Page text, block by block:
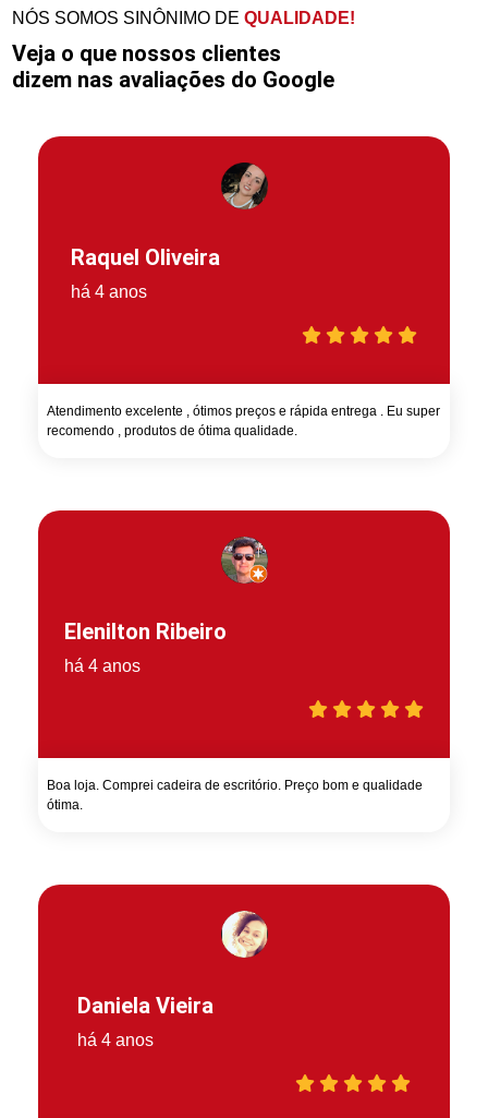
NÓS SOMOS SINÔNIMO DEQUALIDADE!
Veja o que nossos clientes
dizem nas avaliações do Google
Raquel Oliveira
há 4 anos
Atendimento excelente , ótimos preços e rápida entrega . Eu super
recomendo , produtos de ótima qualidade.
Elenilton Ribeiro
há 4 anos
Boa loja. Comprei cadeira de escritório. Preço bom e qualidade
ótima.
Daniela Vieira
há 4 anos